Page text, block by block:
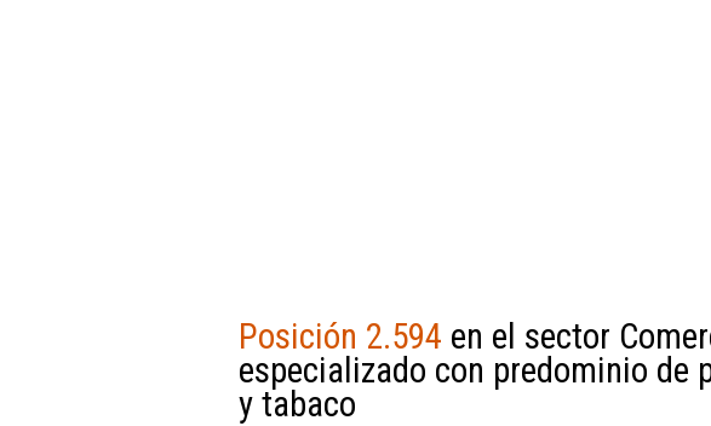
Posición 2.594 en el sector
especializado con predominio
y tabaco